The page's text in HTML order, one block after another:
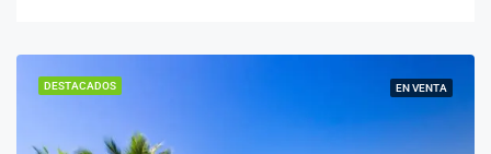
DESTACADOS EN VENTA